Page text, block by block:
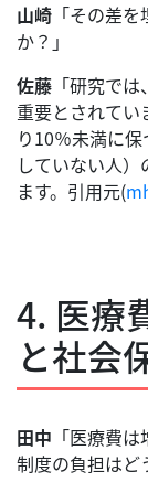
山崎 「その差
か？」
佐藤 「研究で
重要とされてい
り10％未満に
していない人
ます。引用元(
4. 医療
と社会
田中 「医療費
制度の負担はど